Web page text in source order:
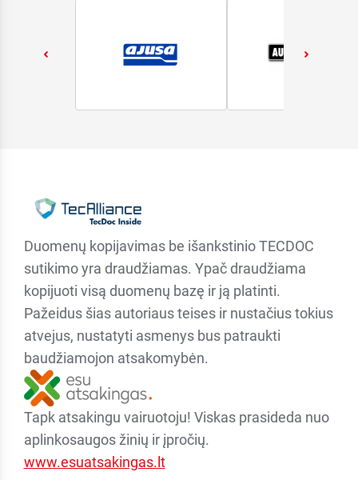
Duomenų kopijavimas be išankstinio TECDOC
sutikimo yra draudžiamas. Ypač draudžiama
kopijuoti visą duomenų bazę ir ją platinti.
Pažeidus šias autoriaus teises ir nustačius tokius
atvejus, nustatyti asmenys bus patraukti
baudžiamojon atsakomybėn.
Tapk atsakingu vairuotoju! Viskas prasideda nuo
aplinkosaugos žinių ir įpročių.
www.esuatsakingas.lt